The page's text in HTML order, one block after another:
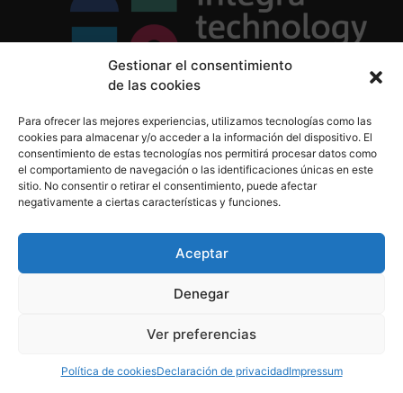
Gestionar el consentimiento
de las cookies
Para ofrecer las mejores experiencias, utilizamos tecnologías como las
cookies para almacenar y/o acceder a la información del dispositivo. El
consentimiento de estas tecnologías nos permitirá procesar datos como
el comportamiento de navegación o las identificaciones únicas en este
sitio. No consentir o retirar el consentimiento, puede afectar
negativamente a ciertas características y funciones.
Aceptar
Denegar
Ver preferencias
Política de cookiesDeclaración de privacidadImpressum
Política de Cookies
Aviso Legal
910 607 564
derechos reservados